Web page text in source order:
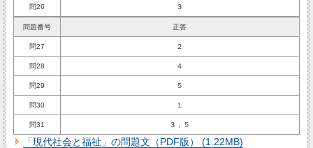
問26 ３
問題番号 正答
問27 ２
問28 ４
問29 ５
問30 １
問31 ３，５
「現代社会と福祉」の問題文（PDF版） (1.22MB)